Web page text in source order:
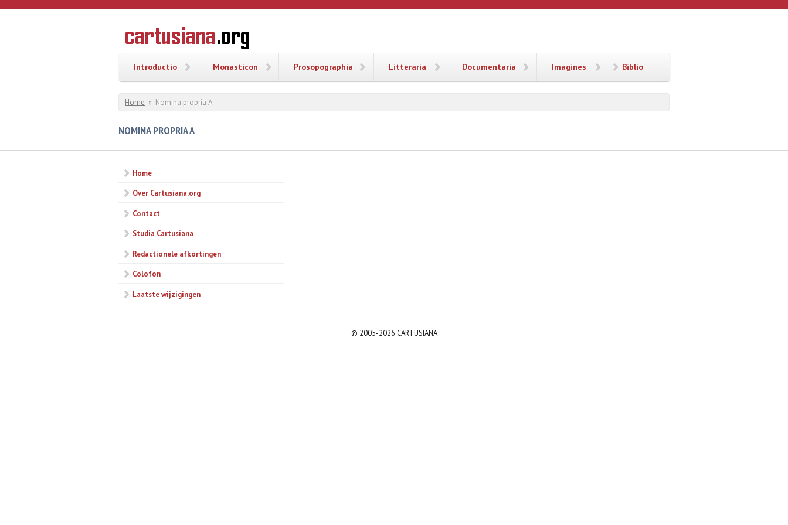
Overslaan en naar de inhoud gaan
CARTUSIANA
Geschiedenis
van de
Introductio Monasticon Prosopographia Litteraria Documentaria Imagines Biblio
U bent hier
Home » Nomina propria A
NOMINA PROPRIA A
Home
Over Cartusiana.org
Contact
Studia Cartusiana
Redactionele afkortingen
Colofon
Laatste wijzigingen
© 2005-2026 CARTUSIANA